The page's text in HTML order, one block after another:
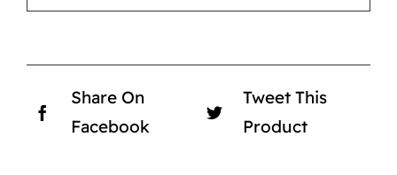
Share On
Facebook
Tweet This
Product